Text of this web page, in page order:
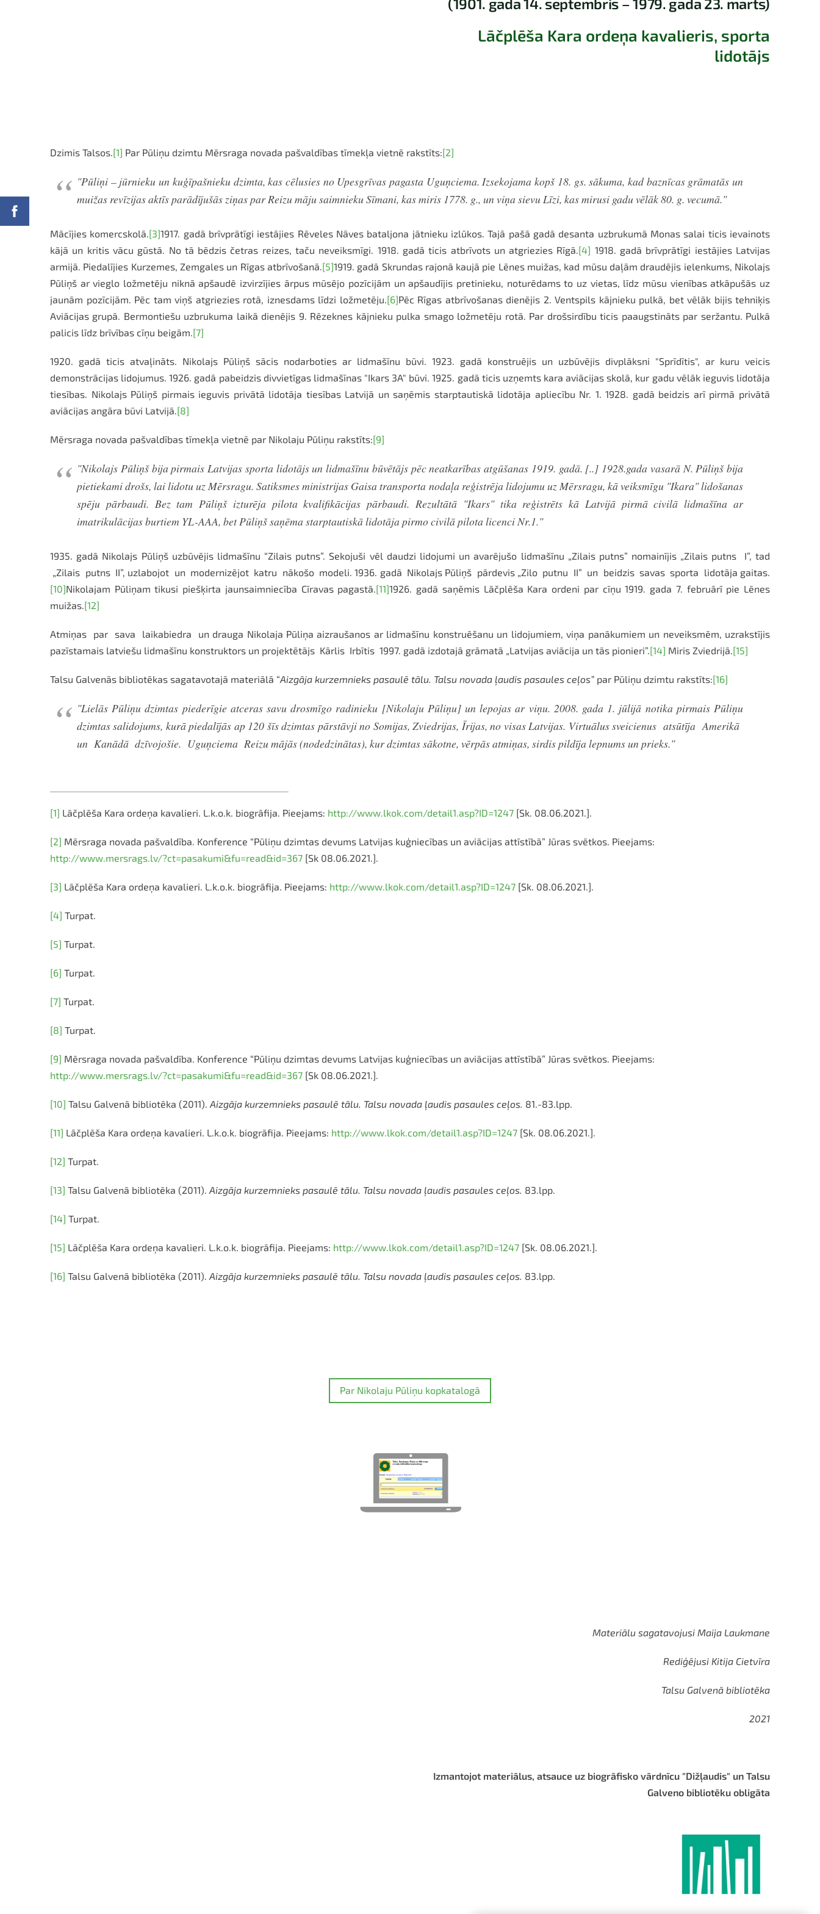
Lāčplēša Kara ordeņa kavalieris, sporta
lidotājs
Dzimis Talsos.[1] Par Pūliņu dzimtu Mērsraga novada pašvaldības tīmekļa vietnē rakstīts:[2]
"Pūliņi – jūrnieku un kuģīpašnieku dzimta, kas cēlusies no Upesgrīvas pagasta Uguņciema. Izsekojama kopš 18. gs. sākuma, kad baznīcas grāmatās un
muižas revīzijas aktīs parādījušās ziņas par Reizu māju saimnieku Sīmani, kas miris 1778. g., un viņa sievu Līzi, kas mirusi gadu vēlāk 80. g. vecumā."
Mācījies komercskolā.[3]1917. gadā brīvprātīgi iestājies Rēveles Nāves bataljona jātnieku izlūkos. Tajā pašā gadā desanta uzbrukumā Monas salai ticis ievainots
kājā un kritis vācu gūstā. No tā bēdzis četras reizes, taču neveiksmīgi. 1918. gadā ticis atbrīvots un atgriezies Rīgā.[4] 1918. gadā brīvprātīgi iestājies Latvijas
armijā. Piedalījies Kurzemes, Zemgales un Rīgas atbrīvošanā.[5]1919. gadā Skrundas rajonā kaujā pie Lēnes muižas, kad mūsu daļām draudējis ielenkums, Nikolajs
Pūliņš ar vieglo ložmetēju niknā apšaudē izvirzījies ārpus mūsējo pozīcijām un apšaudījis pretinieku, noturēdams to uz vietas, līdz mūsu vienības atkāpušās uz
jaunām pozīcijām. Pēc tam viņš atgriezies rotā, iznesdams līdzi ložmetēju.[6]Pēc Rīgas atbrīvošanas dienējis 2. Ventspils kājnieku pulkā, bet vēlāk bijis tehniķis
Aviācijas grupā. Bermontiešu uzbrukuma laikā dienējis 9. Rēzeknes kājnieku pulka smago ložmetēju rotā. Par drošsirdību ticis paaugstināts par seržantu. Pulkā
palicis līdz brīvības cīņu beigām.[7]
1920. gadā ticis atvaļināts. Nikolajs Pūliņš sācis nodarboties ar lidmašīnu būvi. 1923. gadā konstruējis un uzbūvējis divplāksni "Sprīdītis", ar kuru veicis
demonstrācijas lidojumus. 1926. gadā pabeidzis divvietīgas lidmašīnas "Ikars 3A" būvi. 1925. gadā ticis uzņemts kara aviācijas skolā, kur gadu vēlāk ieguvis lidotāja
tiesības. Nikolajs Pūliņš pirmais ieguvis privātā lidotāja tiesības Latvijā un saņēmis starptautiskā lidotāja apliecību Nr. 1. 1928. gadā beidzis arī pirmā privātā
aviācijas angāra būvi Latvijā.[8]
Mērsraga novada pašvaldības tīmekļa vietnē par Nikolaju Pūliņu rakstīts:[9]
"Nikolajs Pūliņš bija pirmais Latvijas sporta lidotājs un lidmašīnu būvētājs pēc neatkarības atgūšanas 1919. gadā. [..] 1928.gada vasarā N. Pūliņš bija
pietiekami drošs, lai lidotu uz Mērsragu. Satiksmes ministrijas Gaisa transporta nodaļa reģistrēja lidojumu uz Mērsragu, kā veiksmīgu "Ikara" lidošanas
spēju pārbaudi. Bez tam Pūliņš izturēja pilota kvalifikācijas pārbaudi. Rezultātā "Ikars" tika reģistrēts kā Latvijā pirmā civilā lidmašīna ar
imatrikulācijas burtiem YL-AAA, bet Pūliņš saņēma starptautiskā lidotāja pirmo civilā pilota licenci Nr.1."
1935. gadā Nikolajs Pūliņš uzbūvējis lidmašīnu “Zilais putns”. Sekojuši vēl daudzi lidojumi un avarējušo lidmašīnu „Zilais putns” nomainījis „Zilais putns I”, tad
„Zilais putns II”, uzlabojot un modernizējot katru nākošo modeli. 1936. gadā Nikolajs Pūliņš pārdevis „Zilo putnu II” un beidzis savas sporta lidotāja gaitas.
[10]Nikolajam Pūliņam tikusi piešķirta jaunsaimniecība Cīravas pagastā.[11]1926. gadā saņēmis Lāčplēša Kara ordeni par cīņu 1919. gada 7. februārī pie Lēnes
muižas.[12]
Atmiņas par sava laikabiedra un drauga Nikolaja Pūliņa aizraušanos ar lidmašīnu konstruēšanu un lidojumiem, viņa panākumiem un neveiksmēm, uzrakstījis
pazīstamais latviešu lidmašīnu konstruktors un projektētājs Kārlis Irbītis 1997. gadā izdotajā grāmatā „Latvijas aviācija un tās pionieri”.[14] Miris Zviedrijā.[15]
Talsu Galvenās bibliotēkas sagatavotajā materiālā “Aizgāja kurzemnieks pasaulē tālu. Talsu novada ļaudis pasaules ceļos” par Pūliņu dzimtu rakstīts:[16]
"Lielās Pūliņu dzimtas piederīgie atceras savu drosmīgo radinieku [Nikolaju Pūliņu] un lepojas ar viņu. 2008. gada 1. jūlijā notika pirmais Pūliņu
dzimtas salidojums, kurā piedalījās ap 120 šīs dzimtas pārstāvji no Somijas, Zviedrijas, Īrijas, no visas Latvijas. Virtuālus sveicienus atsūtīja Amerikā
un Kanādā dzīvojošie. Uguņciema Reizu mājās (nodedzinātas), kur dzimtas sākotne, vērpās atmiņas, sirdis pildīja lepnums un prieks."
[1] Lāčplēša Kara ordeņa kavalieri. L.k.o.k. biogrāfija. Pieejams: http://www.lkok.com/detail1.asp?ID=1247 [Sk. 08.06.2021.].
[2] Mērsraga novada pašvaldība. Konference “Pūliņu dzimtas devums Latvijas kuģniecības un aviācijas attīstībā” Jūras svētkos. Pieejams:
http://www.mersrags.lv/?ct=pasakumi&fu=read&id=367 [Sk 08.06.2021.].
[3] Lāčplēša Kara ordeņa kavalieri. L.k.o.k. biogrāfija. Pieejams: http://www.lkok.com/detail1.asp?ID=1247 [Sk. 08.06.2021.].
[4] Turpat.
[5] Turpat.
[6] Turpat.
[7] Turpat.
[8] Turpat.
[9] Mērsraga novada pašvaldība. Konference “Pūliņu dzimtas devums Latvijas kuģniecības un aviācijas attīstībā” Jūras svētkos. Pieejams:
http://www.mersrags.lv/?ct=pasakumi&fu=read&id=367 [Sk 08.06.2021.].
[10] Talsu Galvenā bibliotēka (2011). Aizgāja kurzemnieks pasaulē tālu. Talsu novada ļaudis pasaules ceļos. 81.-83.lpp.
[11] Lāčplēša Kara ordeņa kavalieri. L.k.o.k. biogrāfija. Pieejams: http://www.lkok.com/detail1.asp?ID=1247 [Sk. 08.06.2021.].
[12] Turpat.
[13] Talsu Galvenā bibliotēka (2011). Aizgāja kurzemnieks pasaulē tālu. Talsu novada ļaudis pasaules ceļos. 83.lpp.
[14] Turpat.
[15] Lāčplēša Kara ordeņa kavalieri. L.k.o.k. biogrāfija. Pieejams: http://www.lkok.com/detail1.asp?ID=1247 [Sk. 08.06.2021.].
[16] Talsu Galvenā bibliotēka (2011). Aizgāja kurzemnieks pasaulē tālu. Talsu novada ļaudis pasaules ceļos. 83.lpp.
Par Nikolaju Pūliņu kopkatalogā
Materiālu sagatavojusi Maija Laukmane
Rediģējusi Kitija Cietvīra
Talsu Galvenā bibliotēka
2021
Izmantojot materiālus, atsauce uz biogrāfisko vārdnīcu "Dižļaudis" un Talsu
Galveno bibliotēku obligāta